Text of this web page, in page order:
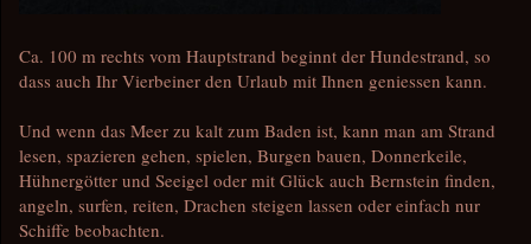
Ca. 100 m rechts vom Hauptstrand beginnt der Hundestrand, so
dass auch Ihr Vierbeiner den Urlaub mit Ihnen geniessen kann.
Und wenn das Meer zu kalt zum Baden ist, kann man am Strand
lesen, spazieren gehen, spielen, Burgen bauen, Donnerkeile,
Hühnergötter und Seeigel oder mit Glück auch Bernstein finden,
angeln, surfen, reiten, Drachen steigen lassen oder einfach nur
Schiffe beobachten.